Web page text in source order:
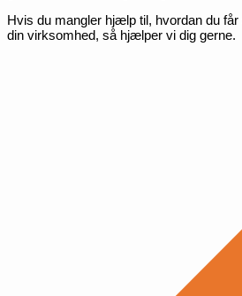
Hvis du mangler hjælp til, hvordan du
din virksomhed, så hjælper vi dig gerne.